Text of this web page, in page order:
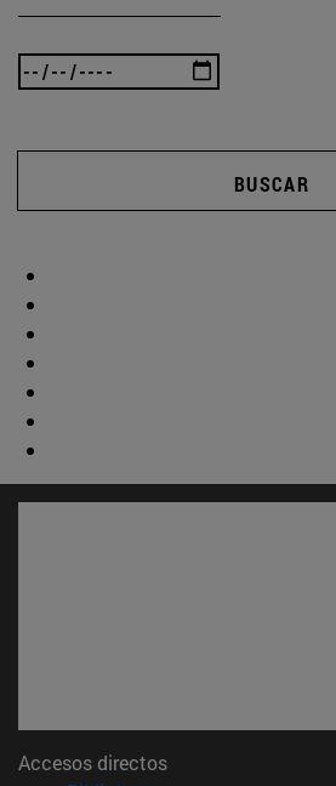
BUSCAR
Accesos directos